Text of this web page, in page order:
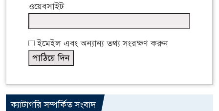
ওয়েবসাইট
ইমেইল এবং অন্যান্য তথ্য সংরক্ষণ করুন
ক্যাটাগরি সম্পর্কিত সংবাদ